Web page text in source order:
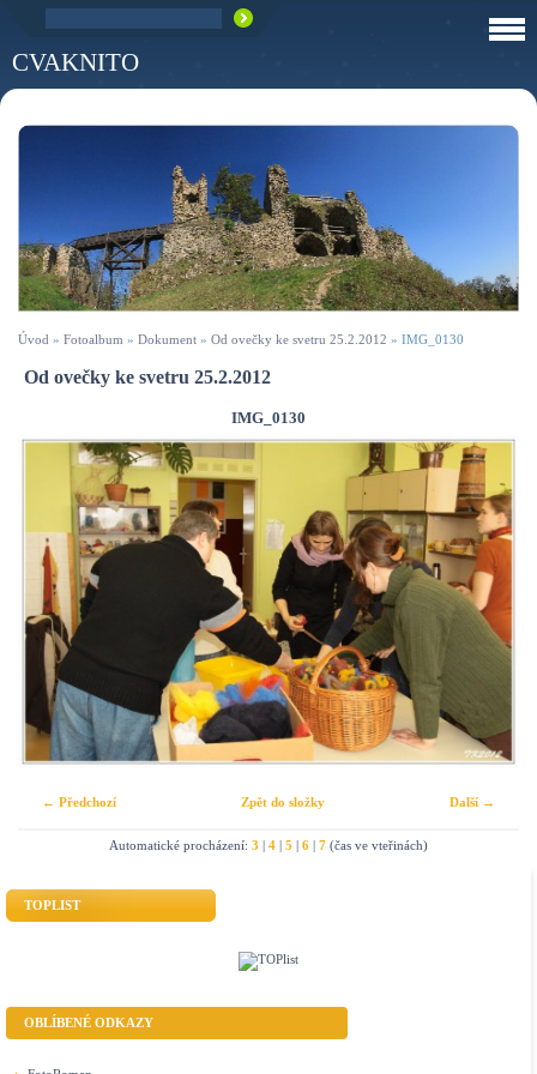
CVAKNITO
Úvod » Fotoalbum » Dokument » Od ovečky ke svetru 25.2.2012 » IMG_0130
Od ovečky ke svetru 25.2.2012
IMG_0130
← Předchozí Další →
Zpět do složky
Automatické procházení: 3 | 4 | 5 | 6 | 7 (čas ve vteřinách)
TOPLIST
OBLÍBENÉ ODKAZY